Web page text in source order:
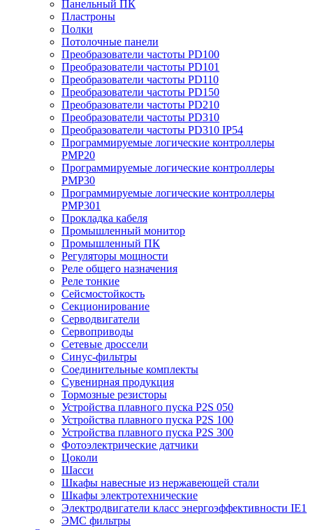
Панельный ПК
Пластроны
Полки
Потолочные панели
Преобразователи частоты PD100
Преобразователи частоты PD101
Преобразователи частоты PD110
Преобразователи частоты PD150
Преобразователи частоты PD210
Преобразователи частоты PD310
Преобразователи частоты PD310 IP54
Программируемые логические контроллеры
PMP20
Программируемые логические контроллеры
PMP30
Программируемые логические контроллеры
PMP301
Прокладка кабеля
Промышленный монитор
Промышленный ПК
Регуляторы мощности
Реле общего назначения
Реле тонкие
Сейсмостойкость
Секционирование
Серводвигатели
Сервоприводы
Сетевые дроссели
Синус-фильтры
Соединительные комплекты
Сувенирная продукция
Тормозные резисторы
Устройства плавного пуска P2S 050
Устройства плавного пуска P2S 100
Устройства плавного пуска P2S 300
Фотоэлектрические датчики
Цоколи
Шасси
Шкафы навесные из нержавеющей стали
Шкафы электротехнические
Электродвигатели класс энергоэффективности IE1
ЭМС фильтры